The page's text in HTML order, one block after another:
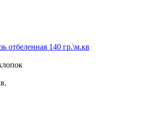
отбеленная 140 гр.\м.кв